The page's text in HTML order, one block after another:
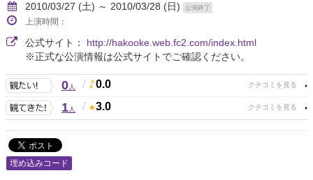
2010/03/27 (土) ～ 2010/03/28 (日)
公演終了
上演時間：
公式サイト： http://hakooke.web.fc2.com/index.html
※正式な公演情報は公式サイトでご確認ください。
0人 / 0.0
1人 / 3.0
埋め込みコード